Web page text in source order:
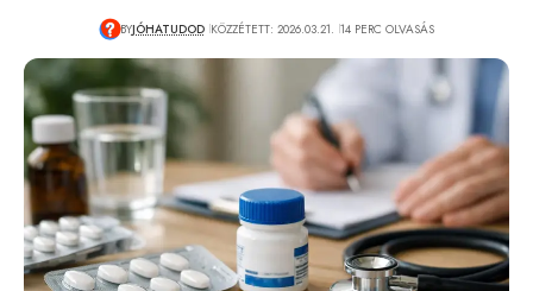
BYJÓHATUDOD KÖZZÉTETT: 2026.03.21. 14 PERC OLVASÁS